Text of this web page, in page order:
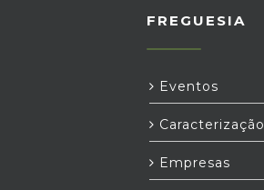
FREGUESIA
Eventos
Caracterização
Empresas